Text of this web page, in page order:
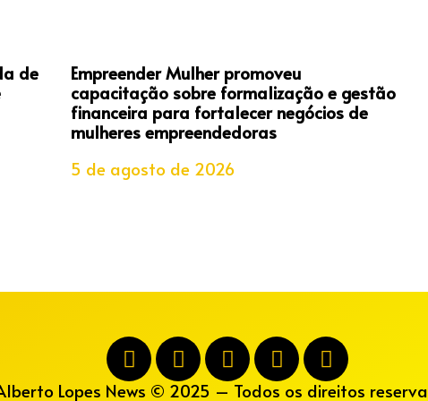
de
Empreender Mulher promoveu
capacitação sobre formalização e gestão
financeira para fortalecer negócios de
mulheres empreendedoras
5 de agosto de 2026
Lopes News © 2025 – Todos os direitos